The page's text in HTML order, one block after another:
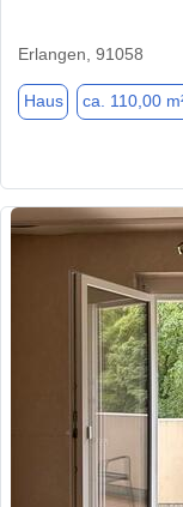
Erlangen, 91058
Haus ca. 110,00